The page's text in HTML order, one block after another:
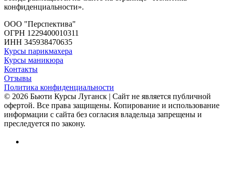
конфиденциальности».
ООО "Перспектива"
ОГРН 1229400010311
ИНН 345938470635
Курсы парикмахера
Курсы маникюра
Контакты
Отзывы
Политика конфиденциальности
© 2026 Бьюти Курсы Луганск | Сайт не является публичной
офертой. Все права защищены. Копирование и использование
информации с сайта без согласия владельца запрещены и
преследуется по закону.